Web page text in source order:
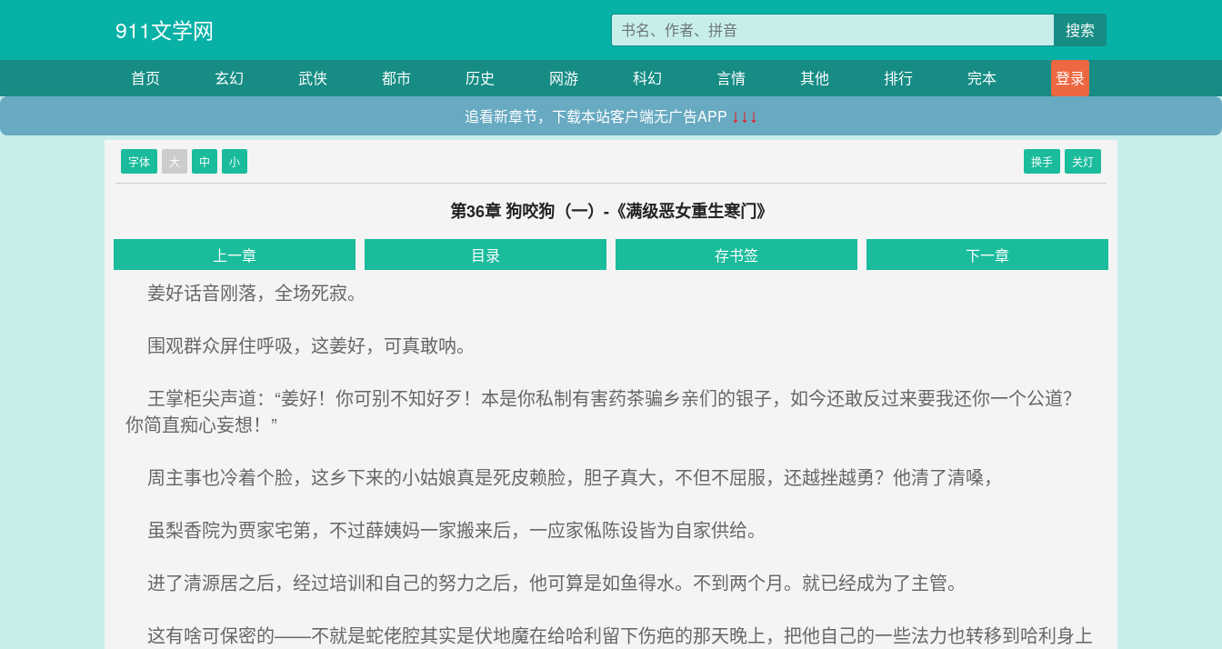
911文学网 搜索
首页 玄幻 武侠 都市 历史 网游 科幻 言情 其他 排行 完本
登录
追看新章节，下载本站客户端无广告APP ↓↓↓
字体 大 中 小 换手 关灯
第36章 狗咬狗（一）-《满级恶女重生寒门》
上一章 目录 存书签 下一章
姜好话音刚落，全场死寂。
围观群众屏住呼吸，这姜好，可真敢呐。
王掌柜尖声道：“姜好！你可别不知好歹！本是你私制有害药茶骗乡亲们的银子，如今还敢反过来要我还你一个公道？
你简直痴心妄想！”
周主事也冷着个脸，这乡下来的小姑娘真是死皮赖脸，胆子真大，不但不屈服，还越挫越勇？他清了清嗓，
虽梨香院为贾家宅第，不过薛姨妈一家搬来后，一应家俬陈设皆为自家供给。
进了清源居之后，经过培训和自己的努力之后，他可算是如鱼得水。不到两个月。就已经成为了主管。
这有啥可保密的——不就是蛇佬腔其实是伏地魔在给哈利留下伤疤的那天晚上，把他自己的一些法力也转移到哈利身上